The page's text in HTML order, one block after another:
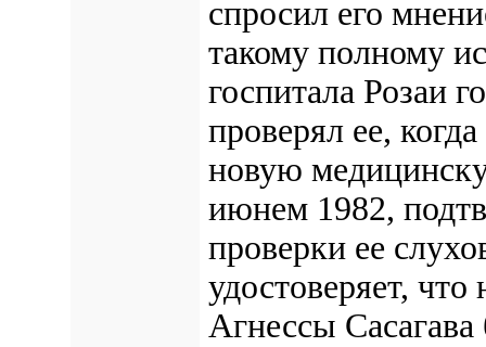
спросил его
такому полному
госпитала Розаи
проверял ее,
новую
июнем 1982,
проверки ее
удостоверяет,
Агнессы Сасагава